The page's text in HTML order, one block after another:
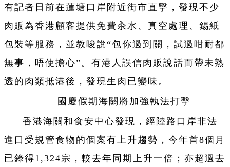
有記者日前在蓮塘口岸附近街市直擊，發現不少
肉販為香港顧客提供免費汆水、真空處理、錫紙
包裝等服務，並教唆說“包你過到關，試過咁耐都
無事，唔使擔心”。有港人誤信肉販說話而帶未熟
透的肉類抵港後，發現生肉已變味。
國慶假期海關將加強執法打擊
香港海關和食安中心發現，經陸路口岸非法
進口受規管食物的個案有上升趨勢，今年首8個月
已錄得1,324宗，較去年同期上升一倍；亦超過去